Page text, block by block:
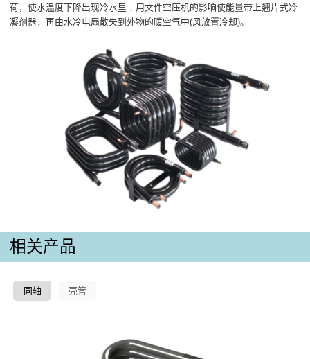
荷，使水温度下降出现冷水里﹐用文件空压机的影响使能量带上翘片式冷
凝剂器，再由水冷电扇散失到外物的暖空气中(风放置冷却)。
相关产品
同轴 壳管